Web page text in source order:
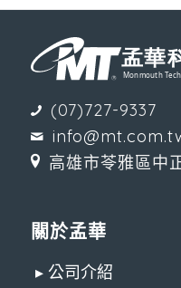
(07)727-9337
高雄市苓雅區中
關於孟華
▸ 公司介紹